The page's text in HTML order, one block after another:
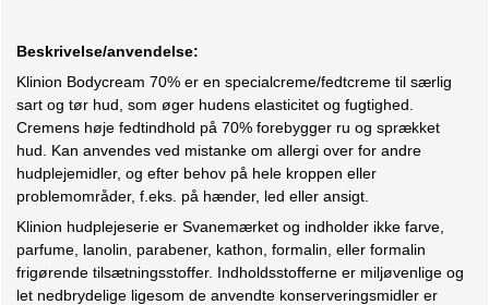
Beskrivelse/anvendelse:
Klinion Bodycream 70% er en specialcreme/fedtcreme til særlig
sart og tør hud, som øger hudens elasticitet og fugtighed.
Cremens høje fedtindhold på 70% forebygger ru og sprækket
hud. Kan anvendes ved mistanke om allergi over for andre
hudplejemidler, og efter behov på hele kroppen eller
problemområder, f.eks. på hænder, led eller ansigt.
Klinion hudplejeserie er Svanemærket og indholder ikke farve,
parfume, lanolin, parabener, kathon, formalin, eller formalin
frigørende tilsætningsstoffer. Indholdsstofferne er miljøvenlige og
let nedbrydelige ligesom de anvendte konserveringsmidler er